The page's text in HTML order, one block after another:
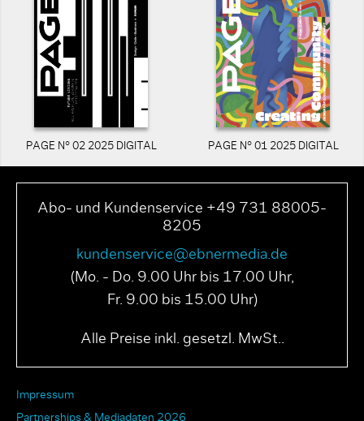
PAGE N° 02 2025 DIGITAL PAGE N° 01 2025 DIGITAL
Abo- und Kundenservice +49 731 88005-
8205
kundenservice@ebnermedia.de
(Mo. - Do. 9.00 Uhr bis 17.00 Uhr,
Fr. 9.00 bis 15.00 Uhr)
Alle Preise inkl. gesetzl. MwSt..
Impressum
Partnerships & Mediadaten 2026